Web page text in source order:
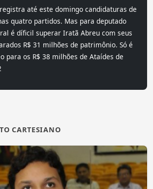
registra até este domingo candidaturas de
quatro partidos. Mas para deputado
é díficil superar Iratã Abreu com seus
R$ 31 milhões de patrimônio. Só é
para os R$ 38 milhões de Ataídes de
CARTESIANO